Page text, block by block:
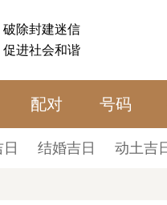
除封建迷信
进社会和谐
配对 号码
结婚吉日 动土吉